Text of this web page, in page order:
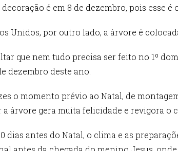
é em 8 de dezembro, pois esse é
Unidos, por outro lado, a árvore é
que nem tudo precisa ser feito no 1º
dezembro deste ano.
o momento prévio ao Natal, de
a árvore gera muita felicidade e revigora o
dias antes do Natal, o clima e as